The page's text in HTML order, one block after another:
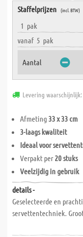
Staffelprijzen (incl. BTW)
1 pak
vanaf 5 pak
Aantal
Levering waarschijnlijk:
Afmeting 33 x 33 cm
3-laags kwaliteit
Ideaal voor
Verpakt per20 stuks
Veelzijdig in gebruik
details -
Geselecteerde en
servettentechniek.